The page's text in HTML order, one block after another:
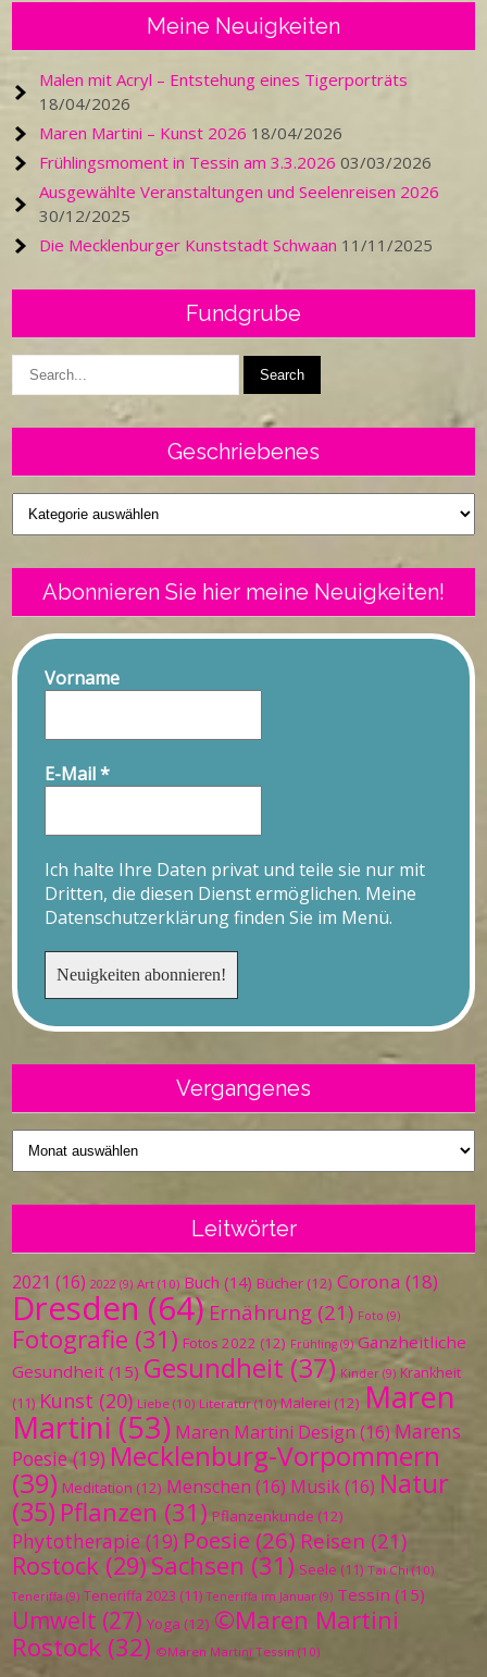
Meine Neuigkeiten
Malen mit Acryl – Entstehung eines Tigerporträts
18/04/2026
Maren Martini – Kunst 2026 18/04/2026
Frühlingsmoment in Tessin am 3.3.2026 03/03/2026
Ausgewählte Veranstaltungen und Seelenreisen 2026
30/12/2025
Die Mecklenburger Kunststadt Schwaan 11/11/2025
Fundgrube
Geschriebenes
Geschriebenes
Abonnieren Sie hier meine Neuigkeiten!
Vorname
E-Mail*
Ich halte Ihre Daten privat und teile sie nur mit
Dritten, die diesen Dienst ermöglichen. Meine
Datenschutzerklärung finden Sie im Menü.
Vergangenes
Vergangenes
Leitwörter
2021 (16) 2022 (9) Art (10) Buch (14) Bücher (12) Corona (18)
Dresden (64) Ernährung (21) Foto (9)
Fotografie (31) Fotos 2022 (12) Frühling (9) Ganzheitliche
Gesundheit (15) Gesundheit (37) Kinder (9) Krankheit
(11) Kunst (20) Liebe (10) Literatur (10) Malerei (12) Maren
Martini (53) Maren Martini Design (16) Marens
Poesie(19) Mecklenburg-Vorpommern
(39) Meditation (12) Menschen (16) Musik(16) Natur
(35) Pflanzen (31) Pflanzenkunde (12)
Phytotherapie (19) Poesie (26) Reisen (21)
Rostock (29) Sachsen (31) Seele (11) Tai Chi (10)
Teneriffa (9) Teneriffa 2023 (11) Teneriffa im Januar (9) Tessin (15)
Umwelt (27) Yoga (12) ©Maren Martini
Rostock (32) ©Maren Martini Tessin (10)